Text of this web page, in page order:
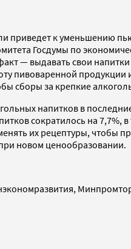
приведет к уменьшению
Госдумы по
— выдавать свои
пивоваренной
сборы за крепкие
напитков в
сократилось на
их рецептуры, чтобы
новом ценообразовании.